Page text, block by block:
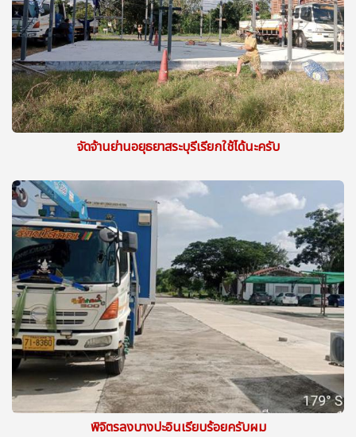
จัดจ้านย่านอยุธยาสระบุรีเรียกใช้ได้นะครับ
พิจิตรลงบางปะอินเรียบร้อยครับผม